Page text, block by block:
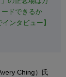
ドできるか
ンタビュー】
Ching）氏